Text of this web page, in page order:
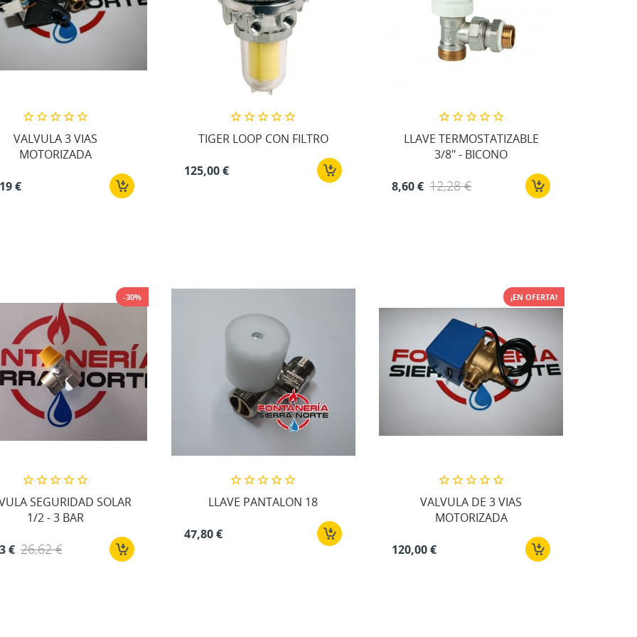
VALVULA 3 VIAS
MOTORIZADA
€
TIGER LOOP CON FILTRO
125,00 €
LLAVE TERMOSTATIZABLE
3/8" - BICONO
8,60 € 12,28 €
-30%
SEGURIDAD SOLAR
1/2 - 3 BAR
€ 26,62 €
LLAVE PANTALON 18
47,80 €
¡EN OFERTA!
VALVULA DE 3 VIAS
MOTORIZADA
120,00 €